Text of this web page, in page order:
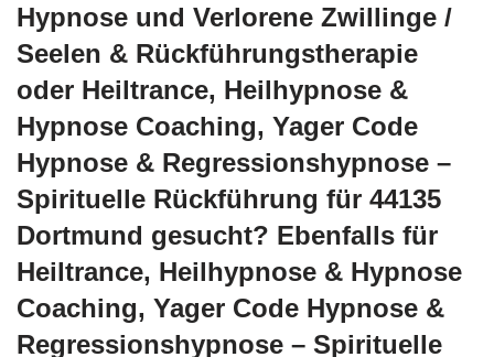
Hypnose und Verlorene Zwillinge /
Seelen & Rückführungstherapie
oder Heiltrance, Heilhypnose &
Hypnose Coaching, Yager Code
Hypnose & Regressionshypnose –
Spirituelle Rückführung für 44135
Dortmund gesucht? Ebenfalls für
Heiltrance, Heilhypnose & Hypnose
Coaching, Yager Code Hypnose &
Regressionshypnose – Spirituelle